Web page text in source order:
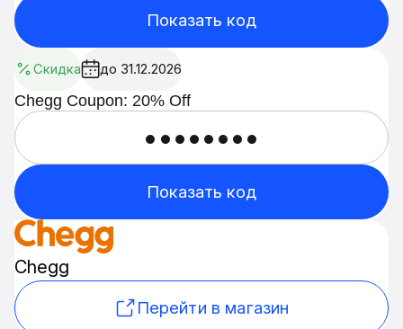
Показать код
Скидка до 31.12.2026
Chegg Coupon: 20% Off
••••••••
Показать код
Chegg
Перейти в магазин